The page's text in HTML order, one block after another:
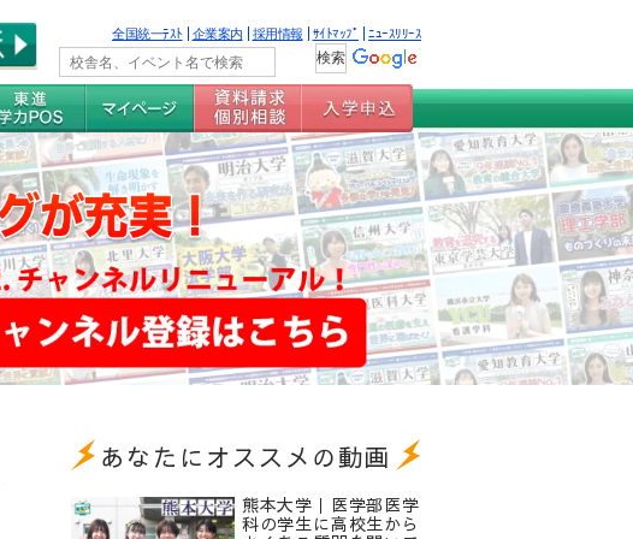
全国統一ﾃｽﾄ 企業案内 採用情報 ｻｲﾄﾏｯﾌﾟ ﾆｭｰｽﾘﾘｰｽ
あなたにオススメの動画
熊本大学｜医学部医学
科の学生に高校生から